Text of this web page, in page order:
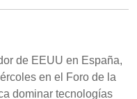
de EEUU en España,
en el Foro de la
dominar tecnologías